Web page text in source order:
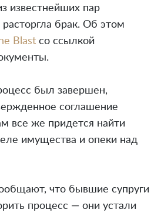
известнейших пар
расторгла брак. Об этом
Blast со ссылкой
был завершен,
соглашение
все же придется найти
имущества и опеки над
что бывшие супруги
процесс — они устали